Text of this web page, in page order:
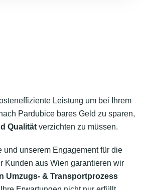
Leistung um bei Ihrem
Pardubice bares Geld zu sparen,
Qualität verzichten zu müssen.
und unserem Engagement für die
Kunden aus Wien garantieren wir
Umzugs- & Transportprozess